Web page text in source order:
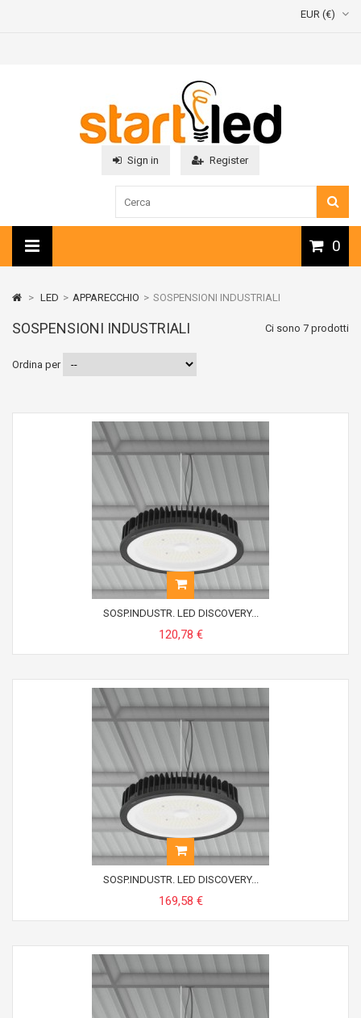
EUR (€)
Sign in Register
0
> LED > APPARECCHIO > SOSPENSIONI INDUSTRIALI
SOSPENSIONI INDUSTRIALI Ci sono 7 prodotti
Ordina per
SOSP.INDUSTR. LED DISCOVERY...
120,78 €
SOSP.INDUSTR. LED DISCOVERY...
169,58 €